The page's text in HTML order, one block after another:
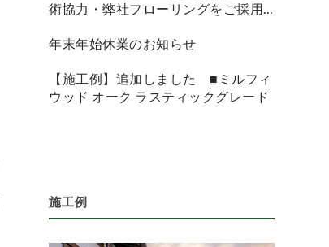
術協力・弊社フローリングをご採用
年末年始休業のお知らせ
【施工例】追加しました ■ミルフィ
ウッド オーク ラスティックグレード
施工例